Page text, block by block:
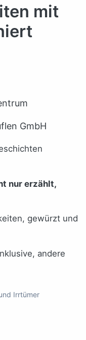
mit
GmbH
nur erzählt,
gewürzt und
andere
Irrtümer